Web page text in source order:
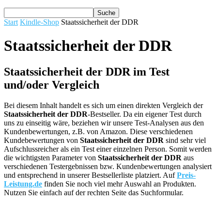
Start Kindle-Shop Staatssicherheit der DDR
Staatssicherheit der DDR
Staatssicherheit der DDR im Test
und/oder Vergleich
Bei diesem Inhalt handelt es sich um einen direkten Vergleich der
Staatssicherheit der DDR-Bestseller. Da ein eigener Test durch
uns zu einseitig wäre, beziehen wir unsere Test-Analysen aus den
Kundenbewertungen, z.B. von Amazon. Diese verschiedenen
Kundebewertungen von Staatssicherheit der DDR sind sehr viel
Aufschlussreicher als ein Test einer einzelnen Person. Somit werden
die wichtigsten Parameter von Staatssicherheit der DDR aus
verschiedenen Testergebnissen bzw. Kundenbewertungen analysiert
und entsprechend in unserer Bestsellerliste platziert. AufPreis-
Leistung.de finden Sie noch viel mehr Auswahl an Produkten.
Nutzen Sie einfach auf der rechten Seite das Suchformular.